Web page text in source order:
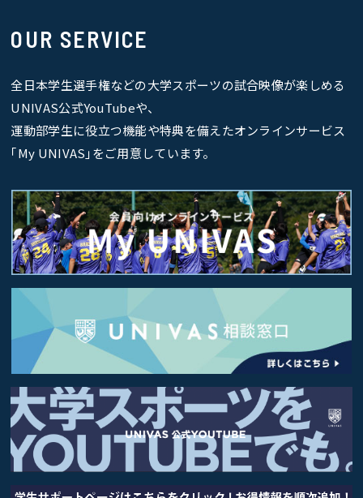
OUR SERVICE
全日本学生選手権などの大学スポーツの試合映像が楽しめる
UNIVAS公式YouTubeや、
運動部学生に役立つ機能や特典を備えたオンラインサービス
｢My UNIVAS｣をご用意しています。